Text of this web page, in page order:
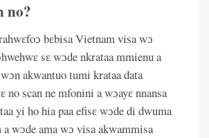
no?
bɛbisa Vietnam visa wɔ
sɛ wɔde nkrataa mmienu a
akwantuo tumi krataa data
no scan ne mfonini a wɔayɛ nnansa
yi ho hia paa efisɛ wɔde di dwuma
a wɔde ama wɔ visa akwammisa